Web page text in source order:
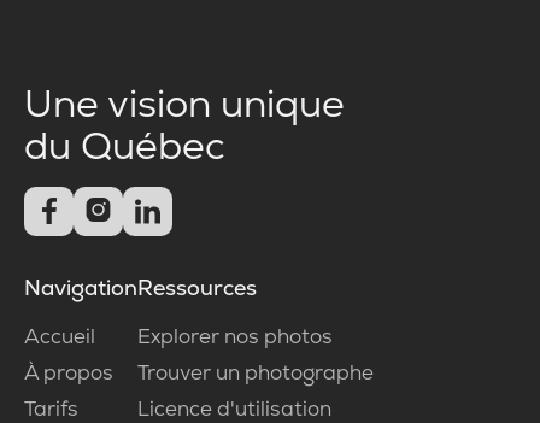
Une vision unique
du Québec
  
Navigation
Accueil
À propos
Tarifs
Ressources
Explorer nos photos
Trouver un photographe
Licence d'utilisation